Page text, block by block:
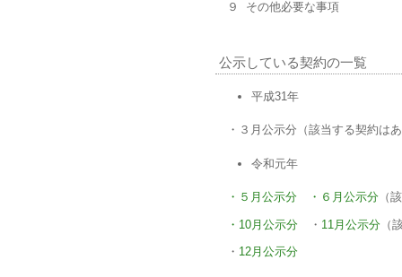
９ その他必要な事項
公示している契約の一覧
平成31年
・３月公示分（該当する契約は
令和元年
・５月公示分 ・６月公示分 （
・10月公示分 ・ 11月公示分 （
・ 12月公示分